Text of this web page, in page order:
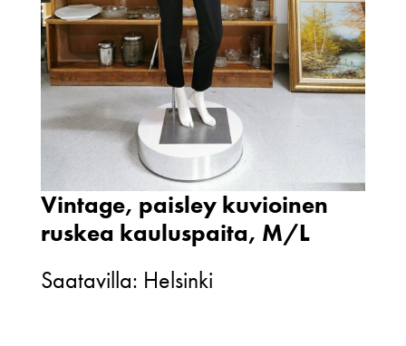
Vintage, paisley kuvioinen
ruskea kauluspaita, M/L
Saatavilla: Helsinki